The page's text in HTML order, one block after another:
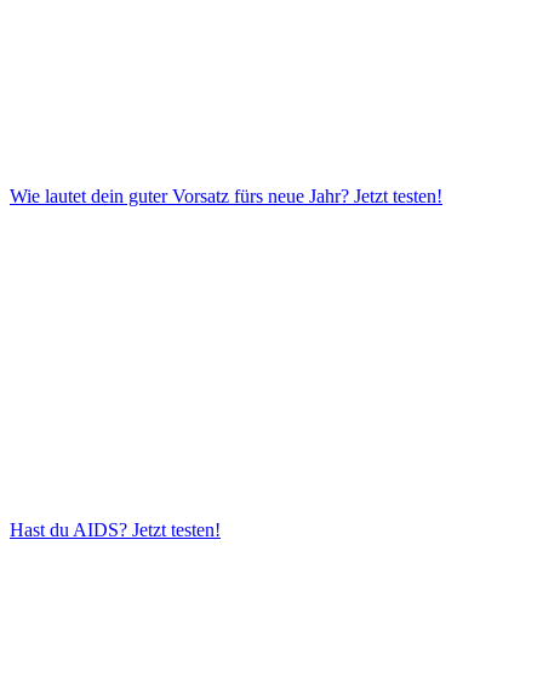
Wie lautet dein guter Vorsatz fürs neue Jahr? Jetzt testen!
Hast du AIDS? Jetzt testen!